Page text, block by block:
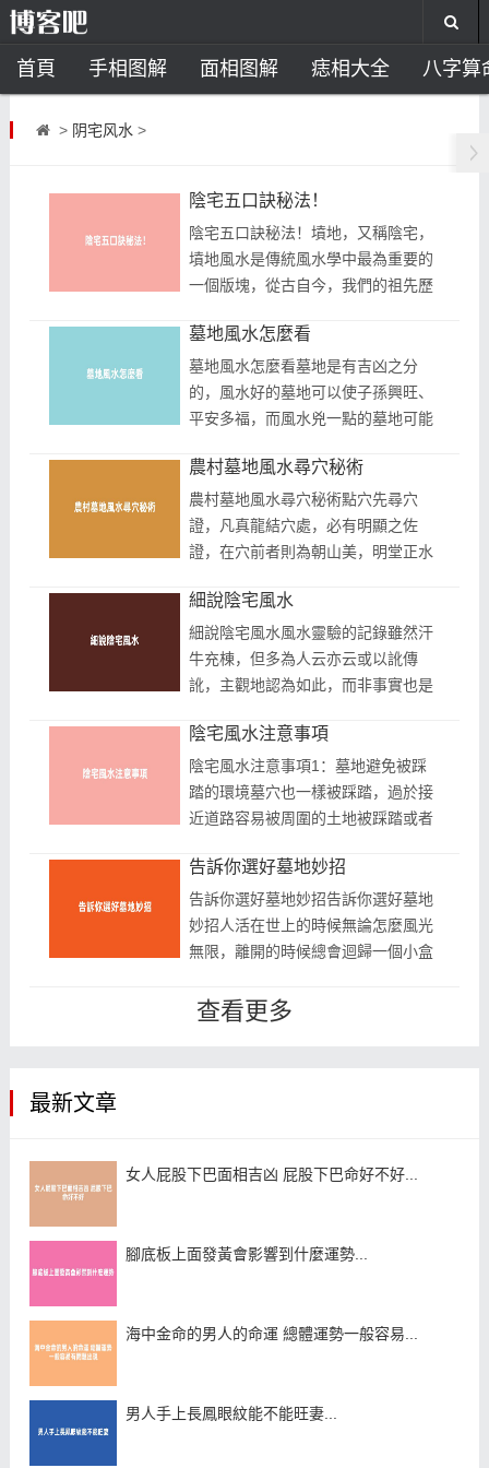
首頁 手相图解 面相图解 痣相大全 八字算
风水开运 助运饰品
> 阴宅风水 >
陰宅五口訣秘法！
陰宅五口訣秘法！墳地，又稱陰宅，
墳地風水是傳統風水學中最為重要的
一個版塊，從古自今，我們的祖先歷
驗，給我們總結出了很多墳地風水口
訣，...
墓地風水怎麼看
墓地風水怎麼看墓地是有吉凶之分
的，風水好的墓地可以使子孫興旺、
平安多福，而風水兇一點的墓地可能
神奇的學科，也是一門介紹人如何與
自然...
農村墓地風水尋穴秘術
農村墓地風水尋穴秘術點穴先尋穴
證，凡真龍結穴處，必有明顯之佐
證，在穴前者則為朝山美，明堂正水
山叫朝，以近案在情為主，朝山高則
穴宜高...
細說陰宅風水
細說陰宅風水風水靈驗的記錄雖然汗
牛充棟，但多為人云亦云或以訛傳
訛，主觀地認為如此，而非事實也是
稀哩嘩啦的。舉個例說，王永慶的鉅
富源...
陰宅風水注意事項
陰宅風水注意事項1：墓地避免被踩
踏的環境墓穴也一樣被踩踏，過於接
近道路容易被周圍的土地被踩踏或者
地。2：墓地常年不見陽光不吉墓地
周圍雖然...
告訴你選好墓地妙招
告訴你選好墓地妙招告訴你選好墓地
妙招人活在世上的時候無論怎麼風光
無限，離開的時候總會迴歸一個小盒
人多盡一份孝心，為他們選擇一塊好
查看更多
最新文章
女人屁股下巴面相吉凶 屁股下巴命好不好...
腳底板上面發黃會影響到什麼運勢...
海中金命的男人的命運 總體運勢一般容易...
男人手上長鳳眼紋能不能旺妻...